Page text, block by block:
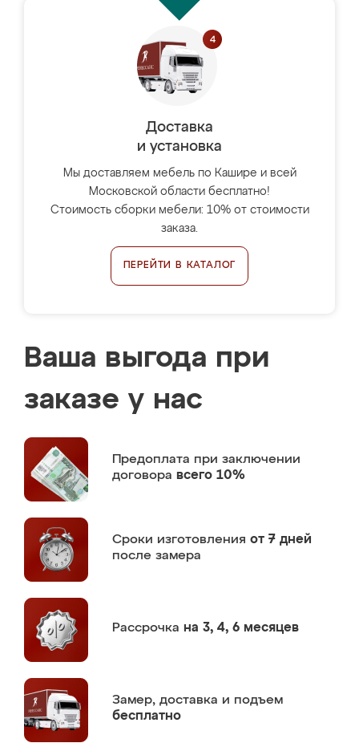
Доставка
и установка
Мы доставляем мебель по Кашире и всей
Московской области бесплатно!
Стоимость сборки мебели: 10% от стоимости
заказа.
ПЕРЕЙТИ В КАТАЛОГ
Ваша выгода при
заказе у нас
Предоплата при заключении
договора всего 10%
Сроки изготовления от 7 дней
после замера
Рассрочка на 3, 4, 6 месяцев
Замер, доставка и подъем
бесплатно